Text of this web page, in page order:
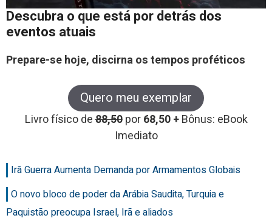
Descubra o que está por detrás dos
eventos atuais
Prepare-se hoje, discirna os tempos proféticos
Quero meu exemplar
Livro físico de88,50 por68,50 +Bônus: eBook
Imediato
Irã Guerra Aumenta Demanda por Armamentos Globais
O novo bloco de poder da Arábia Saudita, Turquia e
Paquistão preocupa Israel, Irã e aliados